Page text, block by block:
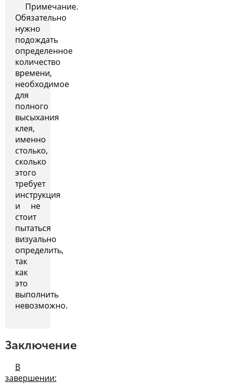
Примечание.
Обязательно
нужно
подождать
определенное
количество
времени,
необходимое
для
полного
высыхания
клея,
именно
столько,
сколько
этого
требует
инструкция
и не
стоит
пытаться
визуально
определить,
так
как
это
выполнить
невозможно.
Заключение
В
завершении: